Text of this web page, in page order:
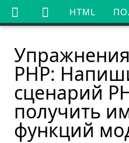
HTML
PHP:
сценарий
получить
функций